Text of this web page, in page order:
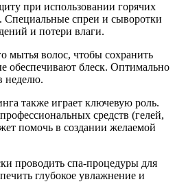
при использовании горячих
Специальные спреи и сыворотки
и потери влаги.
мытья волос, чтобы сохранить
обеспечивают блеск. Оптимально
неделю.
также играет ключевую роль.
средств (гелей,
помочь в создании желаемой
проводить спа-процедуры для
глубокое увлажнение и